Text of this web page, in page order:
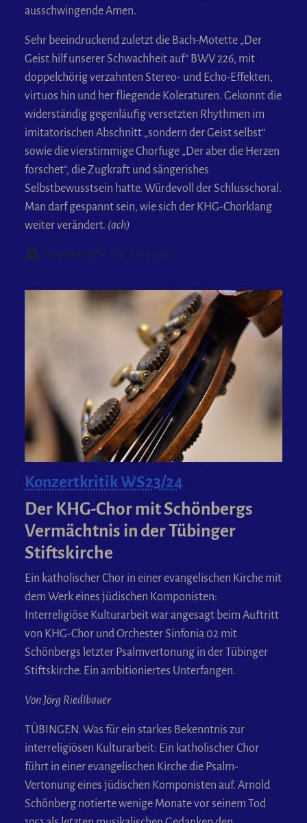
ausschwingende Amen.
Sehr beeindruckend zuletzt die Bach-Motette „Der
Geist hilf unserer Schwachheit auf“ BWV 226, mit
doppelchörig verzahnten Stereo- und Echo-Effekten,
virtuos hin und her fliegende Koleraturen. Gekonnt die
widerständig gegenläufig versetzten Rhythmen im
imitatorischen Abschnitt „sondern der Geist selbst“
sowie die vierstimmige Chorfuge „Der aber die Herzen
forschet“, die Zugkraft und sängerishes
Selbstbewusstsein hatte. Würdevoll der Schlusschoral.
Man darf gespannt sein, wie sich der KHG-Chorklang
weiter verändert. (ach)
DetailsVeröffentlicht: 26. Juli 2024
Konzertkritik WS23/24
Der KHG-Chor mit Schönbergs
Vermächtnis in der Tübinger
Stiftskirche
Ein katholischer Chor in einer evangelischen Kirche mit
dem Werk eines jüdischen Komponisten:
Interreligiöse Kulturarbeit war angesagt beim Auftritt
von KHG-Chor und Orchester Sinfonia 02 mit
Schönbergs letzter Psalmvertonung in der Tübinger
Stiftskirche. Ein ambitioniertes Unterfangen.
Von Jörg Riedlbauer
TÜBINGEN. Was für ein starkes Bekenntnis zur
interreligiösen Kulturarbeit: Ein katholischer Chor
führt in einer evangelischen Kirche die Psalm-
Vertonung eines jüdischen Komponisten auf. Arnold
Schönberg notierte wenige Monate vor seinem Tod